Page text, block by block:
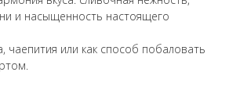
и насыщенность настоящего
чаепития или как способ побаловать